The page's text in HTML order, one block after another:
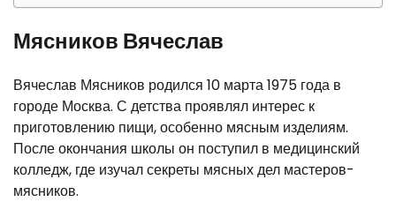
Мясников Вячеслав
Вячеслав Мясников родился 10 марта 1975 года в
городе Москва. С детства проявлял интерес к
приготовлению пищи, особенно мясным изделиям.
После окончания школы он поступил в медицинский
колледж, где изучал секреты мясных дел мастеров-
мясников.